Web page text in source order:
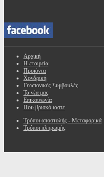
Αρχική
Η εταιρεία
Προϊόντα
Χονδρική
Γεωπονικές Συμβουλές
Τα νέα μας
Επικοινωνία
Που βρισκόμαστε
Τρόποι αποστολής - Μεταφορικά
Τρόποι πληρωμής